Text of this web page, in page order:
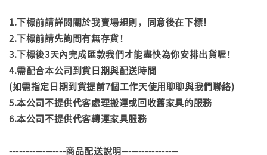
1.下標前請詳閱關於我賣場規則，同意後在下標！
2.下標前請先詢問有無存貨！
3.下標後3天內完成匯款我們才能盡快為你安排出貨喔！
4.需配合本公司到貨日期與配送時間
(如需指定日期到貨提前7個工作天使用聊聊與我們聯絡)
5.本公司不提供代客處理搬運或回收舊家具的服務
6.本公司不提供代客轉運家具服務
-----------------商品配送說明-----------------